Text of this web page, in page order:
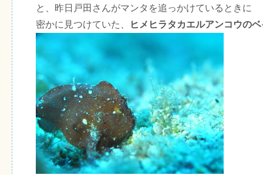
と、昨日戸田さんがマンタを追っかけているときに
密かに見つけていた、
ヒメヒラタカエルアンコウの